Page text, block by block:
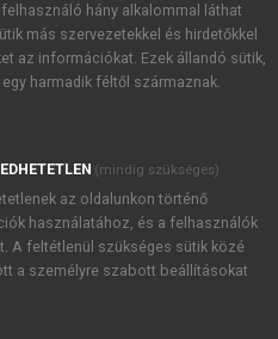
akcióiról.
Kiadó Zrt. újdonságairól,
foglaltakat tudomásul
, valamint a szotar.netés a
foglaltakat
hány alkalommal láthat
más szervezetekkel és hirdetőkkel
az információkat. Ezek állandó sütik,
harmadik féltől származnak.
(mindig szükséges)
az oldalunkon történő
használatához, és a felhasználók
A feltétlenül szükséges sütik közé
a személyre szabott beállításokat